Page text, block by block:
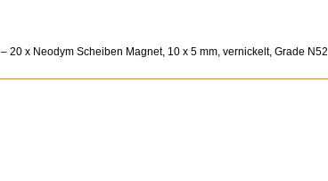
– 20 x Neodym Scheiben Magnet, 10 x 5 mm, vernickelt, Grade N52